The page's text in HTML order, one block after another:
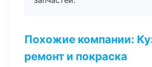
Похожие компании:
ремонт и покраска